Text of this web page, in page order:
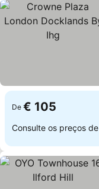
De € 105
Consulte os preços de